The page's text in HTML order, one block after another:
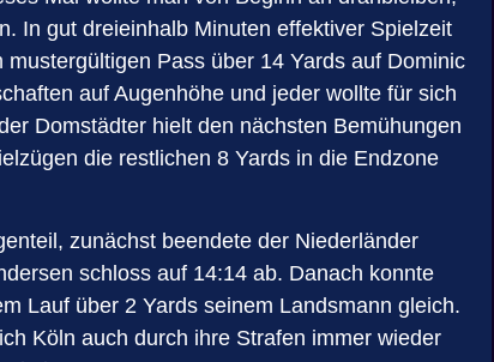
In gut dreieinhalb Minuten effektiver Spielzeit
Pass über 14 Yards auf Dominic
auf Augenhöhe und jeder wollte für sich
Domstädter hielt den nächsten Bemühungen
die restlichen 8 Yards in die Endzone
zunächst beendete der Niederländer
schloss auf 14:14 ab. Danach konnte
Lauf über 2 Yards seinem Landsmann gleich.
Köln auch durch ihre Strafen immer wieder